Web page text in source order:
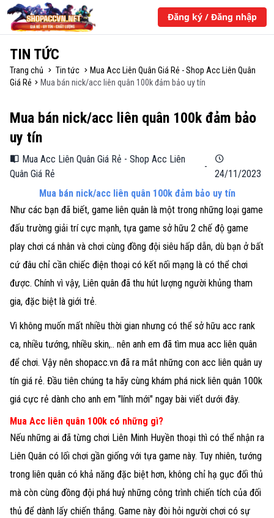
Đăng ký / Đăng nhập
TIN TỨC
Trang chủ Tin tức
Mua Acc Liên Quân Giá Rẻ - Shop Acc Liên Quân
Giá Rẻ
Mua bán nick/acc liên quân 100k đảm bảo uy tín
Mua bán nick/acc liên quân 100k đảm bảo
uy tín
Mua Acc Liên Quân Giá Rẻ - Shop Acc Liên
Quân Giá Rẻ
-
24/11/2023
Mua bán nick/acc liên quân 100k đảm bảo uy tín
Như các bạn đã biết, game liên quân là một trong những loại game
đấu trường giải trí cực mạnh, tựa game sở hữu 2 chế độ game
play chơi cá nhân và chơi cùng đồng đội siêu hấp dẫn, dù bạn ở bất
cứ đâu chỉ cần chiếc điện thoại có kết nối mạng là có thể chơi
được. Chính vì vậy, Liên quân đã thu hút lượng người khủng tham
gia, đặc biệt là giới trẻ.
Vì không muốn mất nhiều thời gian nhưng có thể sở hữu acc rank
ca, nhiều tướng, nhiều skin,.. nên anh em đã tìm mua acc liên quân
để chơi. Vậy nên shopacc.vn đã ra mắt những con acc liên quân uy
tín giá rẻ. Đầu tiên chúng ta hãy cùng khám phá nick liên quân 100k
giá cực rẻ dành cho anh em "lính mới" ngay bài viết dưới đây.
Mua Acc liên quân 100k có những gì?
Nếu những ai đã từng chơi Liên Minh Huyền thoại thì có thể nhận ra
Liên Quân có lối chơi gần giống với tựa game này. Tuy nhiên, tướng
trong liên quân có khả năng đặc biệt hơn, không chỉ hạ gục đối thủ
mà còn cùng đồng đội phá huỷ những công trình chiến tích của đối
thủ để dành lấy chiến thắng. Game này đòi hỏi người chơi có sự